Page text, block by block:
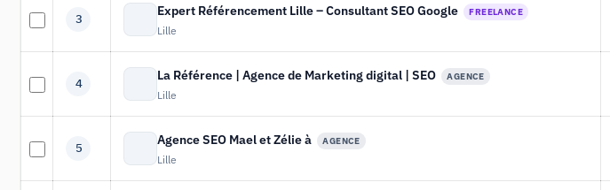
3
Expert Référencement Lille – Consultant SEO Google FREELANCE
Lille
4
La Référence | Agence de Marketing digital | SEO AGENCE
Lille
5
Agence SEO Mael et Zélie à AGENCE
Lille